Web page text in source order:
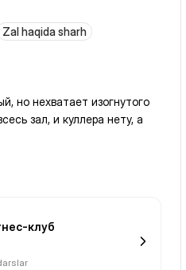
Zal haqida sharh
но нехватает изогнутого
зал, и куллера нету, а
клуб